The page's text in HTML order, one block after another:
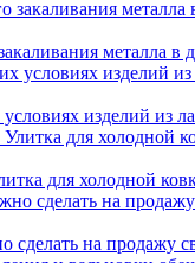
металла в
изделий из
для холодной
сделать на продажу